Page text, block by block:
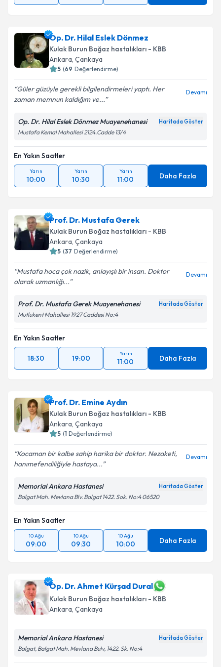
Op. Dr. Hilal Eslek Dönmez
Kulak Burun Boğaz hastalıkları - KBB
Ankara, Çankaya
5 (69 Değerlendirme)
Güler güzüyle gerekli bilgilendirmeleri yaptı. Her
zaman memnun kaldığım ve...
Devamı
Op. Dr. Hilal Eslek Dönmez Muayenehanesi Haritada Göster
Mustafa Kemal Mahallesi 2124.Cadde 13/4
En Yakın Saatler
Yarın
10:00
Yarın
10:30
Yarın
11:00 Daha Fazla
Prof. Dr. Mustafa Gerek
Kulak Burun Boğaz hastalıkları - KBB
Ankara, Çankaya
5 (37 Değerlendirme)
Mustafa hoca çok nazik, anlayışlı bir insan. Doktor
olarak uzmanlığı...
Devamı
Prof. Dr. Mustafa Gerek Muayenehanesi Haritada Göster
Mutlukent Mahallesi 1927 Caddesi No:4
En Yakın Saatler
18:30 19:00
Yarın
11:00 Daha Fazla
Prof. Dr. Emine Aydın
Kulak Burun Boğaz hastalıkları - KBB
Ankara, Çankaya
5 (1 Değerlendirme)
Kocaman bir kalbe sahip harika bir doktor. Nezaketi,
hanımefendiliğiyle hastaya...
Devamı
Memorial Ankara Hastanesi Haritada Göster
Balgat Mah. Mevlana Blv. Balgat 1422. Sok. No:4 06520
En Yakın Saatler
10 Ağu
09:00
10 Ağu
09:30
10 Ağu
10:00 Daha Fazla
Op. Dr. Ahmet Kürşad Dural
Kulak Burun Boğaz hastalıkları - KBB
Ankara, Çankaya
Memorial Ankara Hastanesi Haritada Göster
Balgat, Balgat Mah. Mevlana Bulv, 1422. Sk. No:4